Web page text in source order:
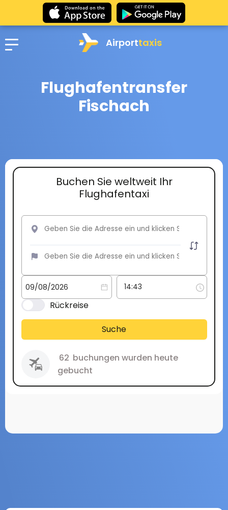
Airporttaxis
Flughafentransfer
Fischach
Buchen Sie weltweit Ihr
Flughafentaxi
Rückreise
Suche
62 buchungen wurden heute
gebucht